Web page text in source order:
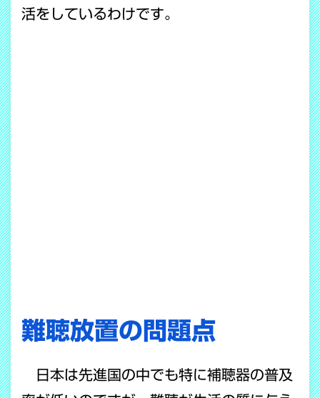
活をしているわけです。
難聴放置の問題点
日本は先進国の中でも特に補聴器の普及